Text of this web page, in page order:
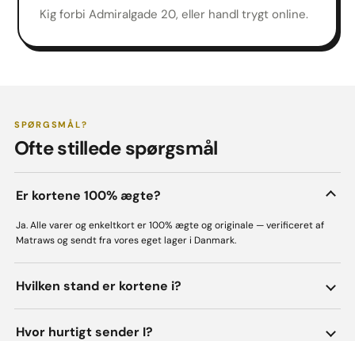
Kig forbi Admiralgade 20, eller handl trygt online.
SPØRGSMÅL?
Ofte stillede spørgsmål
Er kortene 100% ægte?
Ja. Alle varer og enkeltkort er 100% ægte og originale — verificeret af
Matraws og sendt fra vores eget lager i Danmark.
Hvilken stand er kortene i?
Hvor hurtigt sender I?